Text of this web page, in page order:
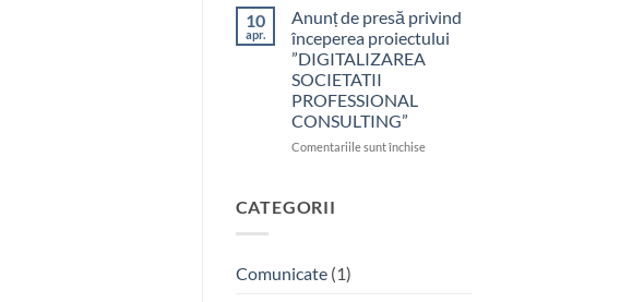
mici
in
state
valorice
2026
10
apr.
Anunț de presă privind
începerea proiectului
”DIGITALIZAREA
SOCIETATII
PROFESSIONAL
CONSULTING”
Comentariile sunt închisepentru
CATEGORII
Comunicate(1)